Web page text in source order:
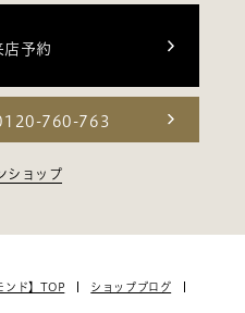
予約
760-763
ショップ
ンド】TOP
ショップブログ